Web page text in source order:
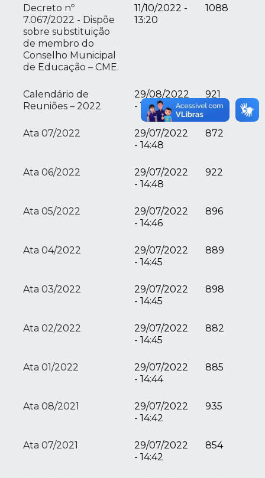
Decreto nº
7.067/2022 - Dispõe
sobre substituição
de membro do
Conselho Municipal
de Educação – CME.
11/10/2022 -
13:20
1088
Calendário de
Reuniões – 2022
29/08/2022
- 17:11
921
Ata 07/2022
29/07/2022
- 14:48
872
Ata 06/2022
29/07/2022
- 14:48
922
Ata 05/2022
29/07/2022
- 14:46
896
Ata 04/2022
29/07/2022
- 14:45
889
Ata 03/2022
29/07/2022
- 14:45
898
Ata 02/2022
29/07/2022
- 14:45
882
Ata 01/2022
29/07/2022
- 14:44
885
Ata 08/2021
29/07/2022
- 14:42
935
Ata 07/2021
29/07/2022
- 14:42
854